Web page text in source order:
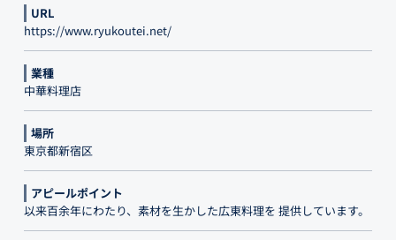
URL
https://www.ryukoutei.net/
業種
中華料理店
場所
東京都新宿区
アピールポイント
以来百余年にわたり、素材を生かした広東料理を 提供しています。